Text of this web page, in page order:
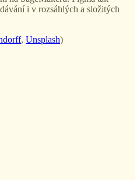
i v rozsáhlých a složitých
, Unsplash)